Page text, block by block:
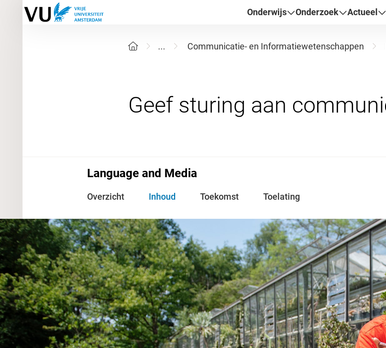
Onderwijs Onderzoek Actueel
... Communicatie- en Informatiewetenschappen
Language and Media
Overzicht Inhoud Toekomst Toelating